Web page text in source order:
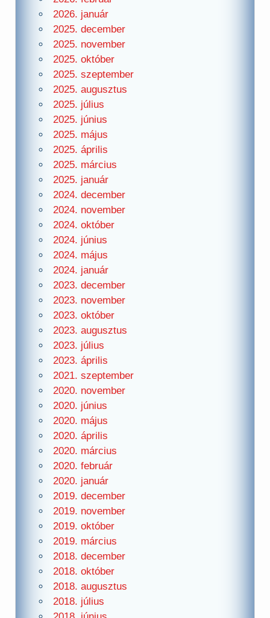
2026. január
2025. december
2025. november
2025. október
2025. szeptember
2025. augusztus
2025. július
2025. június
2025. május
2025. április
2025. március
2025. január
2024. december
2024. november
2024. október
2024. június
2024. május
2024. január
2023. december
2023. november
2023. október
2023. augusztus
2023. július
2023. április
2021. szeptember
2020. november
2020. június
2020. május
2020. április
2020. március
2020. február
2020. január
2019. december
2019. november
2019. október
2019. március
2018. december
2018. október
2018. augusztus
2018. július